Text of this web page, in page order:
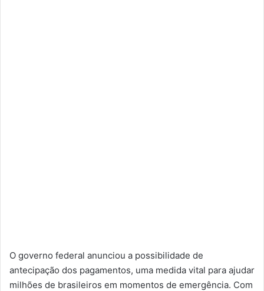
O governo federal anunciou a possibilidade de
antecipação dos pagamentos, uma medida vital para ajudar
milhões de brasileiros em momentos de emergência. Com